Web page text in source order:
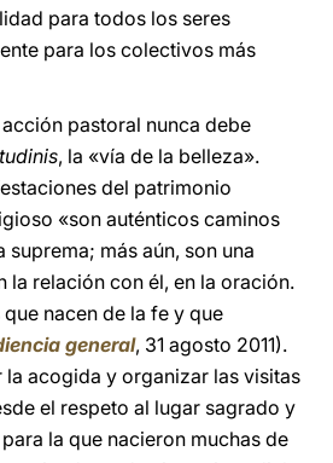
para todos los seres
para los colectivos más
pastoral nunca debe
, la «vía de la belleza».
del patrimonio
«son auténticos caminos
suprema; más aún, son una
la relación con él, en la oración.
nacen de la fe y que
general, 31 agosto 2011).
la acogida y organizar las visitas
el respeto al lugar sagrado y
la que nacieron muchas de